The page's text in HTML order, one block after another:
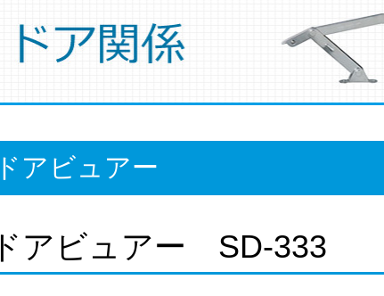
ドアビュアー
ドアビュアー SD-333